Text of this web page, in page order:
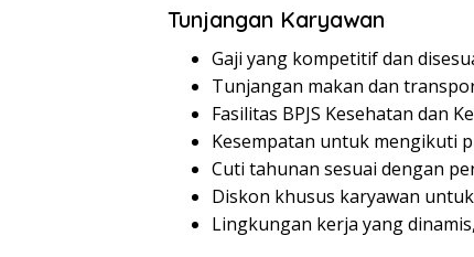
Tunjangan Karyawan
Gaji yang kompetitif dan
Tunjangan makan dan
Fasilitas BPJS Kesehatan dan
Kesempatan untuk mengikuti
Cuti tahunan sesuai dengan
Diskon khusus karyawan
Lingkungan kerja yang